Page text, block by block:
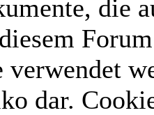
die
verwendet
dar.